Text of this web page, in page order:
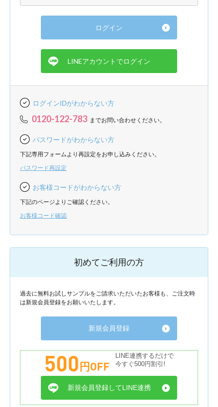
ログインIDがわからない方
0120-122-783 までお問い合わせください。
パスワードがわからない方
下記専用フォームより再設定をお申し込みください。
パスワード再設定
お客様コードがわからない方
下記のページよりご確認ください。
お客様コード確認
初めてご利用の方
過去に無料お試しサンプルをご請求いただいたお客様も、ご注文時
は新規会員登録をお願いいたします。
新規会員登録
500円OFF
LINE連携するだけで
今すぐ500円割引!
新規会員登録してLINE連携